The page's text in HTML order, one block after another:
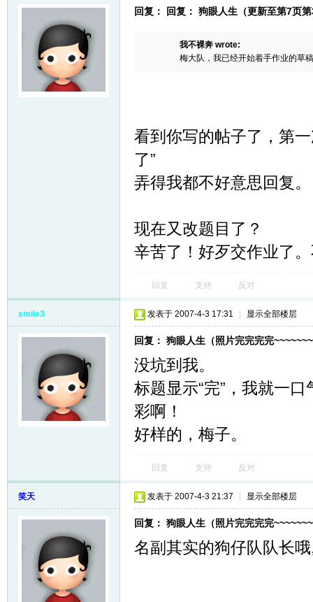
回复： 回复： 狗眼人生（更新至第7页
我不裸奔 wrote:
梅大队，我已经开始着手作业的草
看到你写的帖子了，第
了”
弄得我都不好意思回复。
现在又改题目了？
辛苦了！好歹交作业了
回复 支持 反对
smile3 发表于 2007-4-3 17:31 显示全部楼层
回复： 狗眼人生（照片完完完完
没坑到我。
标题显示“完”，我就一
彩啊！
好样的，梅子。
回复 支持 反对
笑天 发表于 2007-4-3 21:37 显示全部楼层
回复： 狗眼人生（照片完完完完
名副其实的狗仔队队长